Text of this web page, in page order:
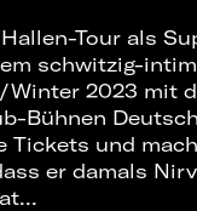
Tour als
schwitzig-
2023 mit
Bühnen
Tickets und
er damals